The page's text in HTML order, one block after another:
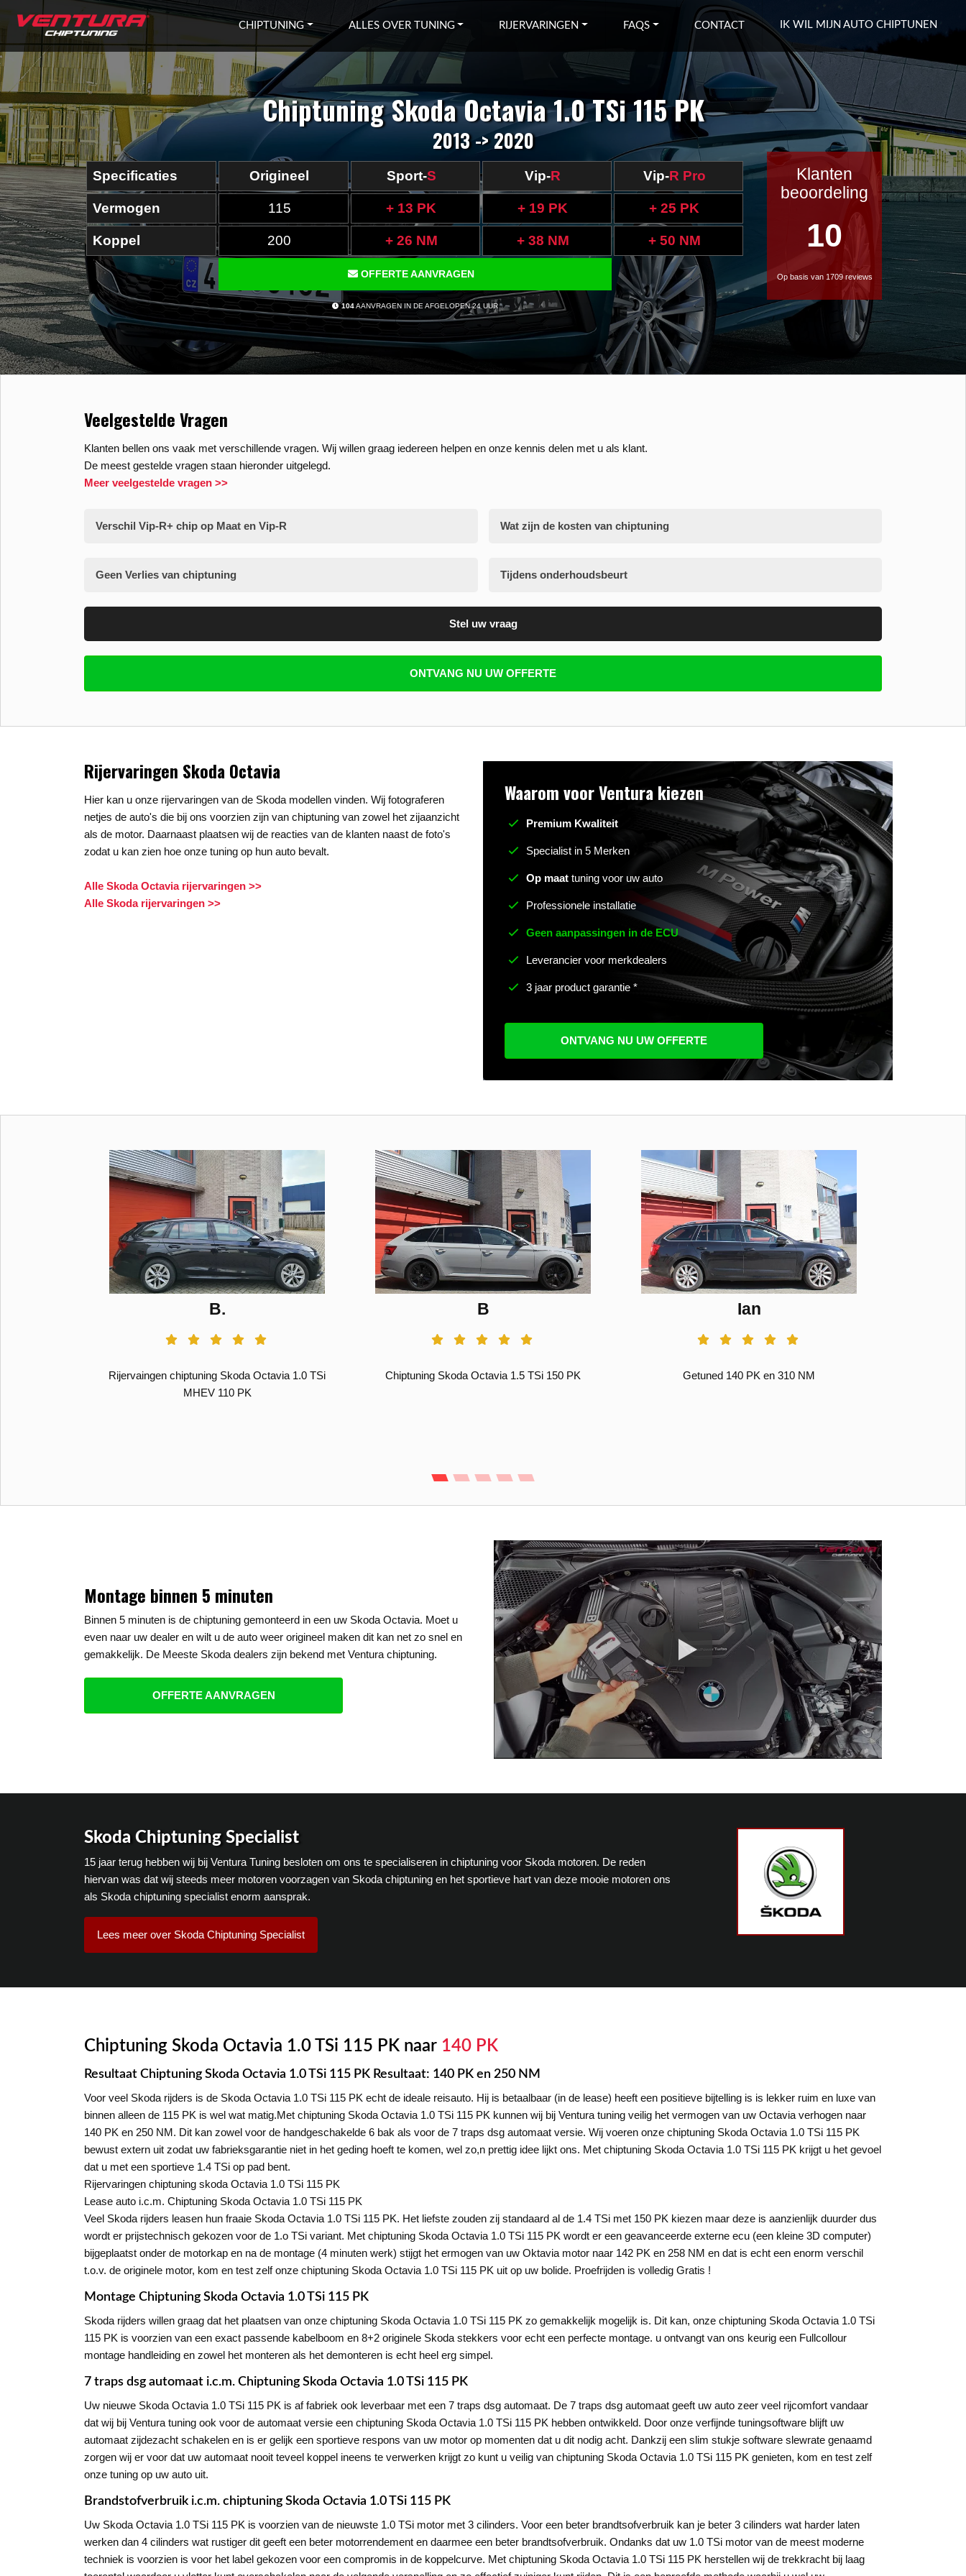
CHIPTUNING ALLES OVER TUNING RIJERVARINGEN FAQS CONTACT IK WIL MIJN AUTO CHIPTUNEN
Chiptuning Skoda Octavia 1.0 TSi 115 PK
2013 -> 2020
Specificaties Origineel Sport-S Vip-R Vip-R Pro
Vermogen 115 + 13 PK + 19 PK + 25 PK
Koppel 200 + 26 NM + 38 NM + 50 NM
OFFERTE AANVRAGEN
104AANVRAGEN IN DE AFGELOPEN 24 UUR
Klanten
beoordeling
10
Op basis van 1709 reviews
Veelgestelde Vragen
Klanten bellen ons vaak met verschillende vragen. Wij willen graag iedereen helpen en onze kennis delen met u als klant.
De meest gestelde vragen staan hieronder uitgelegd.
Meer veelgestelde vragen >>
Verschil Vip-R+ chip op Maat en Vip-R
Geen Verlies van chiptuning
Wat zijn de kosten van chiptuning
Tijdens onderhoudsbeurt
Stel uw vraag
E-mail*
ONTVANG NU UW OFFERTE
Rijervaringen Skoda Octavia
Hier kan u onze rijervaringen van de Skoda modellen vinden. Wij fotograferen
netjes de auto's die bij ons voorzien zijn van chiptuning van zowel het zijaanzicht
als de motor. Daarnaast plaatsen wij de reacties van de klanten naast de foto's
zodat u kan zien hoe onze tuning op hun auto bevalt.
Alle Skoda Octavia rijervaringen >>
Alle Skoda rijervaringen >>
Waarom voor Ventura kiezen
Premium Kwaliteit
Specialist in 5 Merken
Op maat tuning voor uw auto
Professionele installatie
Geen aanpassingen in de ECU
Leverancier voor merkdealers
3 jaar product garantie *
ONTVANG NU UW OFFERTE
B.
Rijervaingen chiptuning Skoda Octavia 1.0 TSi
MHEV 110 PK
B
Chiptuning Skoda Octavia 1.5 TSi 150 PK
Ian
Getuned 140 PK en 310 NM
Montage binnen 5 minuten
Binnen 5 minuten is de chiptuning gemonteerd in een uw Skoda Octavia. Moet u
even naar uw dealer en wilt u de auto weer origineel maken dit kan net zo snel en
gemakkelijk. De Meeste Skoda dealers zijn bekend met Ventura chiptuning.
OFFERTE AANVRAGEN
Skoda Chiptuning Specialist
15 jaar terug hebben wij bij Ventura Tuning besloten om ons te specialiseren in chiptuning voor Skoda motoren. De reden
hiervan was dat wij steeds meer motoren voorzagen van Skoda chiptuning en het sportieve hart van deze mooie motoren ons
als Skoda chiptuning specialist enorm aansprak.
Lees meer over Skoda Chiptuning Specialist
Chiptuning Skoda Octavia 1.0 TSi 115 PK naar 140 PK
Resultaat Chiptuning Skoda Octavia 1.0 TSi 115 PK Resultaat: 140 PK en 250 NM
Voor veel Skoda rijders is de Skoda Octavia 1.0 TSi 115 PK echt de ideale reisauto. Hij is betaalbaar (in de lease) heeft een positieve bijtelling is is lekker ruim en luxe van
binnen alleen de 115 PK is wel wat matig.Met chiptuning Skoda Octavia 1.0 TSi 115 PK kunnen wij bij Ventura tuning veilig het vermogen van uw Octavia verhogen naar
140 PK en 250 NM. Dit kan zowel voor de handgeschakelde 6 bak als voor de 7 traps dsg automaat versie. Wij voeren onze chiptuning Skoda Octavia 1.0 TSi 115 PK
bewust extern uit zodat uw fabrieksgarantie niet in het geding hoeft te komen, wel zo,n prettig idee lijkt ons. Met chiptuning Skoda Octavia 1.0 TSi 115 PK krijgt u het gevoel
dat u met een sportieve 1.4 TSi op pad bent.
Rijervaringen chiptuning skoda Octavia 1.0 TSi 115 PK
Lease auto i.c.m. Chiptuning Skoda Octavia 1.0 TSi 115 PK
Veel Skoda rijders leasen hun fraaie Skoda Octavia 1.0 TSi 115 PK. Het liefste zouden zij standaard al de 1.4 TSi met 150 PK kiezen maar deze is aanzienlijk duurder dus
wordt er prijstechnisch gekozen voor de 1.o TSi variant. Met chiptuning Skoda Octavia 1.0 TSi 115 PK wordt er een geavanceerde externe ecu (een kleine 3D computer)
bijgeplaatst onder de motorkap en na de montage (4 minuten werk) stijgt het ermogen van uw Oktavia motor naar 142 PK en 258 NM en dat is echt een enorm verschil
t.o.v. de originele motor, kom en test zelf onze chiptuning Skoda Octavia 1.0 TSi 115 PK uit op uw bolide. Proefrijden is volledig Gratis !
Montage Chiptuning Skoda Octavia 1.0 TSi 115 PK
Skoda rijders willen graag dat het plaatsen van onze chiptuning Skoda Octavia 1.0 TSi 115 PK zo gemakkelijk mogelijk is. Dit kan, onze chiptuning Skoda Octavia 1.0 TSi
115 PK is voorzien van een exact passende kabelboom en 8+2 originele Skoda stekkers voor echt een perfecte montage. u ontvangt van ons keurig een Fullcollour
montage handleiding en zowel het monteren als het demonteren is echt heel erg simpel.
7 traps dsg automaat i.c.m. Chiptuning Skoda Octavia 1.0 TSi 115 PK
Uw nieuwe Skoda Octavia 1.0 TSi 115 PK is af fabriek ook leverbaar met een 7 traps dsg automaat. De 7 traps dsg automaat geeft uw auto zeer veel rijcomfort vandaar
dat wij bij Ventura tuning ook voor de automaat versie een chiptuning Skoda Octavia 1.0 TSi 115 PK hebben ontwikkeld. Door onze verfijnde tuningsoftware blijft uw
automaat zijdezacht schakelen en is er gelijk een sportieve respons van uw motor op momenten dat u dit nodig acht. Dankzij een slim stukje software slewrate genaamd
zorgen wij er voor dat uw automaat nooit teveel koppel ineens te verwerken krijgt zo kunt u veilig van chiptuning Skoda Octavia 1.0 TSi 115 PK genieten, kom en test zelf
onze tuning op uw auto uit.
Brandstofverbruik i.c.m. chiptuning Skoda Octavia 1.0 TSi 115 PK
Uw Skoda Octavia 1.0 TSi 115 PK is voorzien van de nieuwste 1.0 TSi motor met 3 cilinders. Voor een beter brandtsofverbruik kan je beter 3 cilinders wat harder laten
werken dan 4 cilinders wat rustiger dit geeft een beter motorrendement en daarmee een beter brandtsofverbruik. Ondanks dat uw 1.0 TSi motor van de meest moderne
techniek is voorzien is voor het label gekozen voor een compromis in de koppelcurve. Met chiptuning Skoda Octavia 1.0 TSi 115 PK herstellen wij de trekkracht bij laag